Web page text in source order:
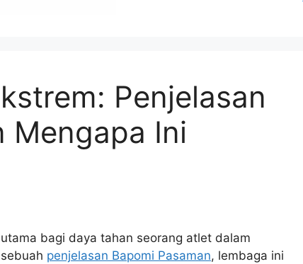
Penjelasan
Mengapa Ini
bagi daya tahan seorang atlet dalam
penjelasan Bapomi Pasaman, lembaga ini